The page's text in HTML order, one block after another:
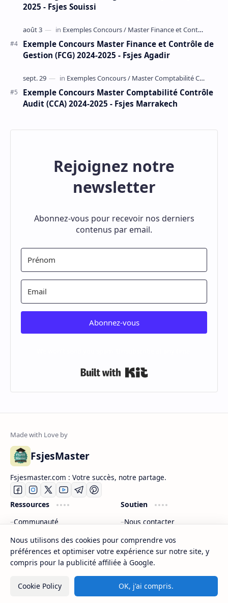
Postes populaires
Exemple Concours Master Gestion Financière
Comptable et Fiscale (GFCF) 2024-2025 - Fsjes
Agdal
Université Mohammed V Faculté des Sciences
Juridiques, Économiques et Sociales – Agdal Exemple
Exemple Concours Master Comptabilité Contrôle
Audit (CCA) 2024-2025 - Fsjes Agadir
et Management des Organisations (MSMO) 2024-
Gestion (FCG) 2024-2025 - Fsjes Agadir
Exemple Concours Master Comptabilité Contrôle
Audit (CCA) 2024-2025 - Fsjes Marrakech
Rejoignez notre
newsletter
Abonnez-vous pour recevoir nos derniers
Nous utilisons des cookies pour comprendre vos
préférences et optimiser votre expérience sur notre site, y
compris pour la publicité affiliée à Google.
Cookie Policy OK, j'ai compris.